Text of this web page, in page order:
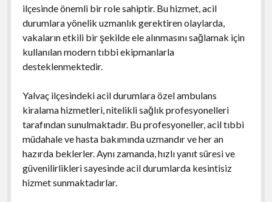
ilçesinde önemli bir role sahiptir. Bu hizmet, acil
durumlara yönelik uzmanlık gerektiren olaylarda,
vakaların etkili bir şekilde ele alınmasını sağlamak için
kullanılan modern tıbbi ekipmanlarla
desteklenmektedir.
Yalvaç ilçesindeki acil durumlara özel ambulans
kiralama hizmetleri, nitelikli sağlık profesyonelleri
tarafından sunulmaktadır. Bu profesyoneller, acil tıbbi
müdahale ve hasta bakımında uzmandır ve her an
hazırda beklerler. Aynı zamanda, hızlı yanıt süresi ve
güvenilirlikleri sayesinde acil durumlarda kesintisiz
hizmet sunmaktadırlar.